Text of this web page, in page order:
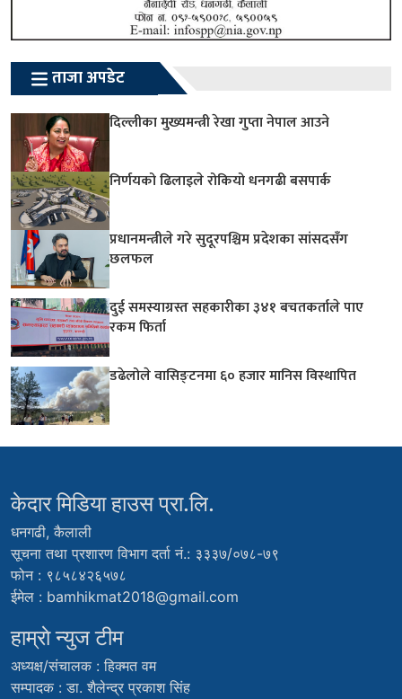
ताजा अपडेट
दिल्लीका मुख्यमन्त्री रेखा गुप्ता नेपाल आउने
निर्णयको ढिलाइले रोकियो धनगढी बसपार्क
प्रधानमन्त्रीले गरे सुदूरपश्चिम प्रदेशका सांसदसँग
छलफल
दुई समस्याग्रस्त सहकारीका ३४१ बचतकर्ताले पाए
रकम फिर्ता
डढेलोले वासिङ्टनमा ६० हजार मानिस विस्थापित
केदार मिडिया हाउस प्रा.लि.
धनगढी, कैलाली
सूचना तथा प्रशारण विभाग दर्ता नं.: ३३३७/०७८-७९
फोन : ९८५८४२६५७८
ईमेल : bamhikmat2018@gmail.com
हाम्राे न्युज टीम
अध्यक्ष/संचालक : हिक्मत वम
सम्पादक : डा. शैलेन्द्र प्रकाश सिंह